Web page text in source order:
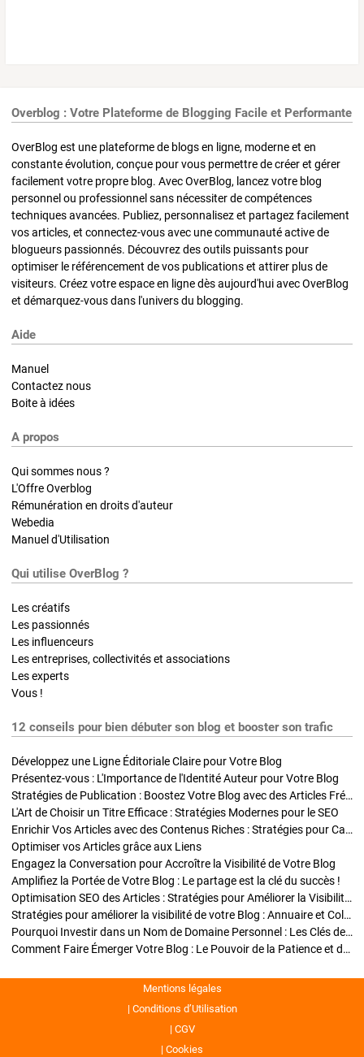
Overblog : Votre Plateforme de Blogging Facile et Performante
OverBlog est une plateforme de blogs en ligne, moderne et en
constante évolution, conçue pour vous permettre de créer et gérer
facilement votre propre blog. Avec OverBlog, lancez votre blog
personnel ou professionnel sans nécessiter de compétences
techniques avancées. Publiez, personnalisez et partagez facilement
vos articles, et connectez-vous avec une communauté active de
blogueurs passionnés. Découvrez des outils puissants pour
optimiser le référencement de vos publications et attirer plus de
visiteurs. Créez votre espace en ligne dès aujourd'hui avec OverBlog
et démarquez-vous dans l'univers du blogging.
Aide
Manuel
Contactez nous
Boite à idées
A propos
Qui sommes nous ?
L'Offre Overblog
Rémunération en droits d'auteur
Webedia
Manuel d'Utilisation
Qui utilise OverBlog ?
Les créatifs
Les passionnés
Les influenceurs
Les entreprises, collectivités et associations
Les experts
Vous !
12 conseils pour bien débuter son blog et booster son trafic
Développez une Ligne Éditoriale Claire pour Votre Blog
Présentez-vous : L'Importance de l'Identité Auteur pour Votre Blog
Stratégies de Publication : Boostez Votre Blog avec des Articles Fréquents et Exclusifs
L'Art de Choisir un Titre Efficace : Stratégies Modernes pour le SEO
Enrichir Vos Articles avec des Contenus Riches : Stratégies pour Captiver et Optimiser
Optimiser vos Articles grâce aux Liens
Engagez la Conversation pour Accroître la Visibilité de Votre Blog
Amplifiez la Portée de Votre Blog : Le partage est la clé du succès !
Optimisation SEO des Articles : Stratégies pour Améliorer la Visibilité de Votre Blog
Stratégies pour améliorer la visibilité de votre Blog : Annuaire et Collaborations
Pourquoi Investir dans un Nom de Domaine Personnel : Les Clés de la Réussite de Votre Blog
Comment Faire Émerger Votre Blog : Le Pouvoir de la Patience et de la Persévérance
Mentions légales
Conditions d’Utilisation
CGV
Cookies